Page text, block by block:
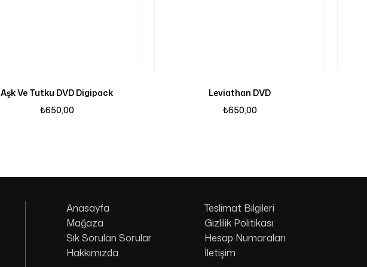
Aşk Ve Tutku DVD Digipack
₺650,00
Leviathan DVD
₺650,00
Anasayfa
Mağaza
Sık Sorulan Sorular
Hakkımızda
Teslimat Bilgileri
Gizlilik Politikası
Hesap Numaraları
İletişim